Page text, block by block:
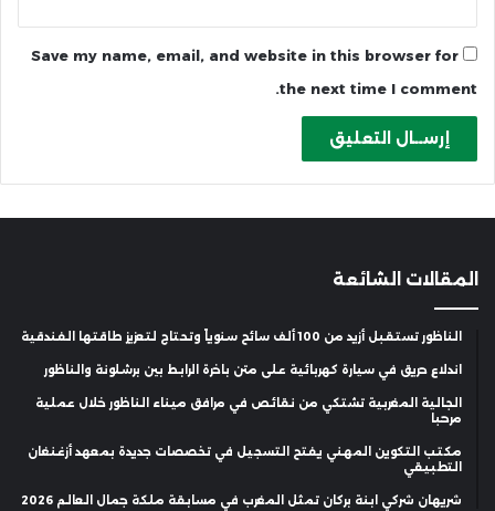
Save my name, email, and website in this browser for
the next time I comment.
المقالات الشائعة
الناظور تستقبل أزيد من 100 ألف سائح سنوياً وتحتاج لتعزيز طاقتها الفندقية
اندلاع حريق في سيارة كهربائية على متن باخرة الرابط بين برشلونة والناظور
الجالية المغربية تشتكي من نقائص في مرافق ميناء الناظور خلال عملية
مرحبا
مكتب التكوين المهني يفتح التسجيل في تخصصات جديدة بمعهد أزغنغان
التطبيقي
شريهان شركي ابنة بركان تمثل المغرب في مسابقة ملكة جمال العالم 2026